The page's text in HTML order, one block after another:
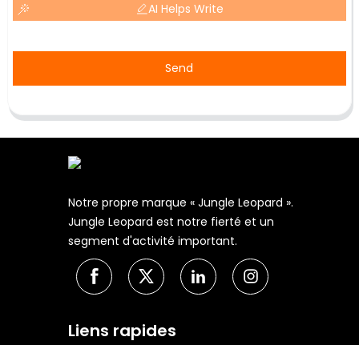
AI Helps Write
Send
Notre propre marque « Jungle Leopard ».
Jungle Leopard est notre fierté et un
segment d'activité important.
Liens rapides